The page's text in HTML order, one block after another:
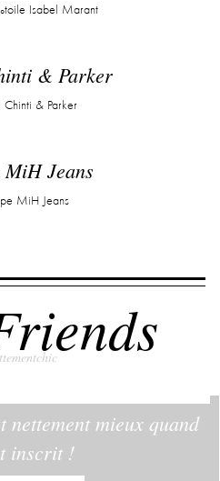
& Parker
Jeans
nettement mieux quand
inscrit !